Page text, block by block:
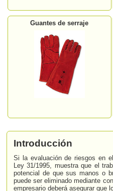
Guantes de serraje
Introducción
Si la evaluación de riesgos en
Ley 31/1995, muestra que el
potencial de que sus manos o
puede ser eliminado mediante
empresario deberá asegurar que